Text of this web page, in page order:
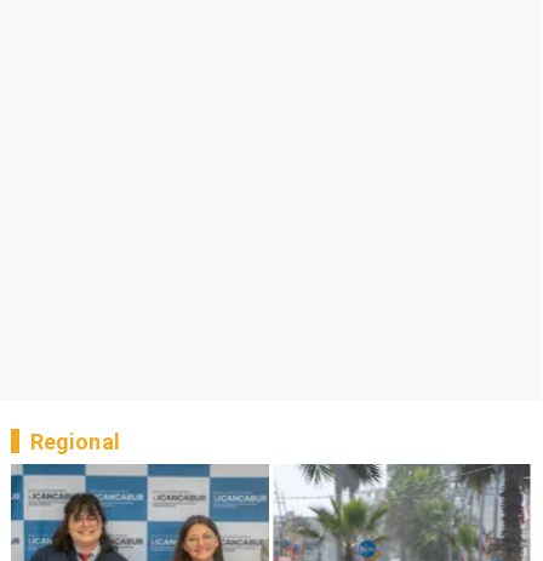
Regional